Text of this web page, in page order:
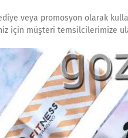
veya promosyon olarak
için müşteri temsilcilerimize